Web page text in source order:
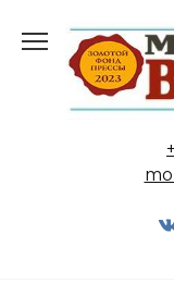
содержанию